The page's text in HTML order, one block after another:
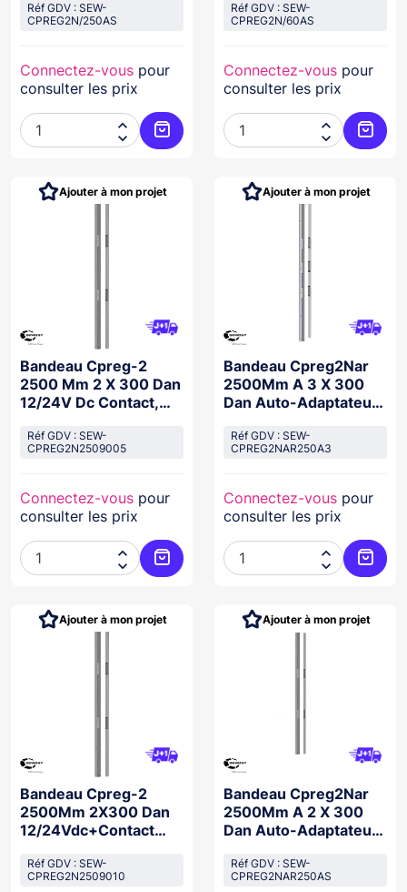
Réf GDV : SEW-
CPREG2N/250AS
Connectez-vous pour
consulter les prix


Ajouter au panier
Réf GDV : SEW-
CPREG2N/60AS
Connectez-vous pour
consulter les prix


Bandeau Cpreg-2
2500 Mm 2 X 300 Dan
12/24V Dc Contact,
Réf GDV : SEW-
CPREG2N2509005
Connectez-vous pour
consulter les prix


Ajouter au panier
Ajouter à mon projet
Bandeau Cpreg2Nar
2500Mm A 3 X 300
Dan Auto-Adaptateur
Réf GDV : SEW-
CPREG2NAR250A3
Connectez-vous pour
consulter les prix


Ajouter à mon projet
Bandeau Cpreg-2
2500Mm 2X300 Dan
12/24Vdc+Contact
Réf GDV : SEW-
CPREG2N2509010
Ajouter à mon projet
Bandeau Cpreg2Nar
2500Mm A 2 X 300
Dan Auto-Adaptateur
Réf GDV : SEW-
CPREG2NAR250AS
Ajouter à mon projet